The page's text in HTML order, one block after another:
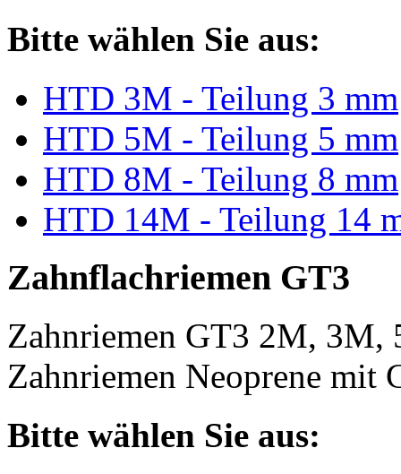
Bitte wählen Sie aus:
HTD 3M - Teilung 3 mm
HTD 5M - Teilung 5 mm
HTD 8M - Teilung 8 mm
HTD 14M - Teilung 14
Zahnflachriemen GT3
Zahnriemen GT3 2M, 3M,
Zahnriemen Neoprene mit
Bitte wählen Sie aus: